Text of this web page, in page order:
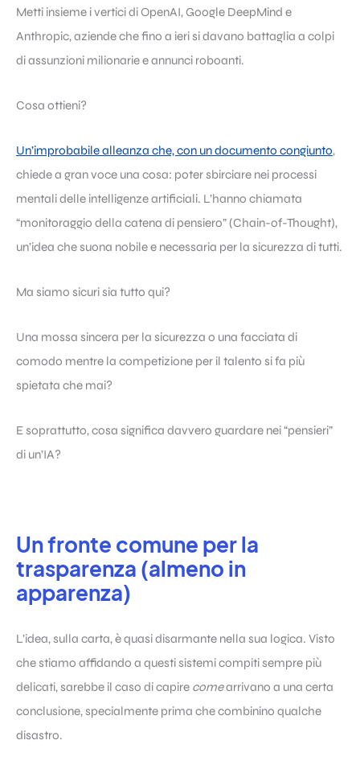
Metti insieme i vertici di OpenAI, Google DeepMind e
Anthropic, aziende che fino a ieri si davano battaglia a colpi
di assunzioni milionarie e annunci roboanti.
Cosa ottieni?
Un’improbabile alleanza che, con un documento congiunto,
chiede a gran voce una cosa: poter sbirciare nei processi
mentali delle intelligenze artificiali. L’hanno chiamata
“monitoraggio della catena di pensiero” (Chain-of-Thought),
un’idea che suona nobile e necessaria per la sicurezza di tutti.
Ma siamo sicuri sia tutto qui?
Una mossa sincera per la sicurezza o una facciata di
comodo mentre la competizione per il talento si fa più
spietata che mai?
E soprattutto, cosa significa davvero guardare nei “pensieri”
di un’IA?
Un fronte comune per la
trasparenza (almeno in
apparenza)
L’idea, sulla carta, è quasi disarmante nella sua logica. Visto
che stiamo affidando a questi sistemi compiti sempre più
delicati, sarebbe il caso di capire comearrivano a una certa
conclusione, specialmente prima che combinino qualche
disastro.